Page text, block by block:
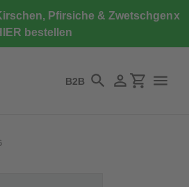
Pfirsiche & Zwetschgen
bestellen
x
B2B SuchenEinloggen